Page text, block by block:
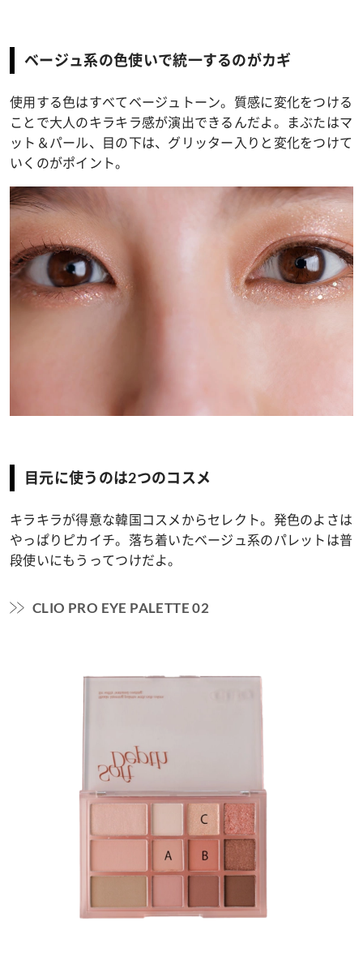
ベージュ系の色使いで統一するのがカギ
使用する色はすべてベージュトーン。質感に変化をつける
ことで大人のキラキラ感が演出できるんだよ。まぶたはマ
ット＆パール、目の下は、グリッター入りと変化をつけて
いくのがポイント。
目元に使うのは2つのコスメ
キラキラが得意な韓国コスメからセレクト。発色のよさは
やっぱりピカイチ。落ち着いたベージュ系のパレットは普
段使いにもうってつけだよ。
CLIO PRO EYE PALETTE 02